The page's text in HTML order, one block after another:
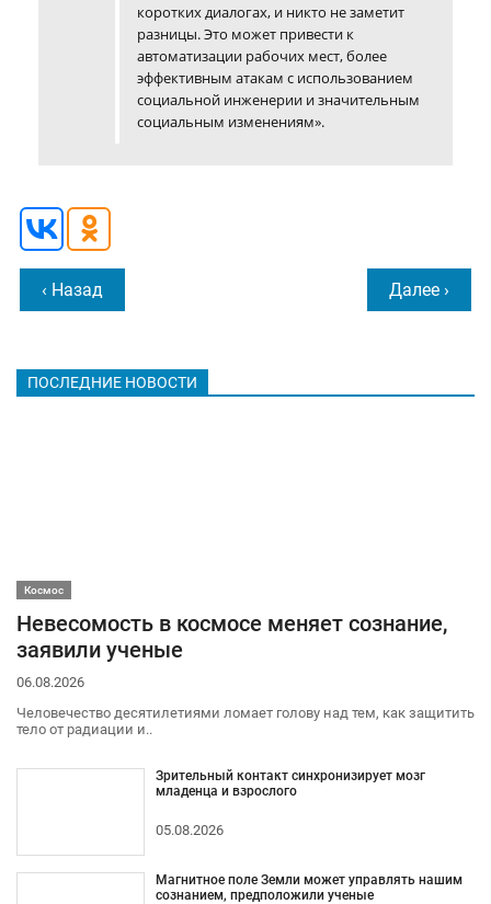
коротких диалогах, и никто не заметит
разницы. Это может привести к
автоматизации рабочих мест, более
эффективным атакам с использованием
социальной инженерии и значительным
социальным изменениям».
‹ Назад Далее ›
ПОСЛЕДНИЕ НОВОСТИ
Космос
Невесомость в космосе меняет сознание,
заявили ученые
06.08.2026
Человечество десятилетиями ломает голову над тем, как защитить
тело от радиации и..
Зрительный контакт синхронизирует мозг
младенца и взрослого
05.08.2026
Магнитное поле Земли может управлять нашим
сознанием, предположили ученые